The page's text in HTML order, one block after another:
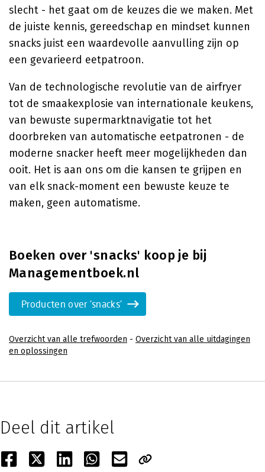
slecht - het gaat om de keuzes die we maken. Met
de juiste kennis, gereedschap en mindset kunnen
snacks juist een waardevolle aanvulling zijn op
een gevarieerd eetpatroon.
Van de technologische revolutie van de airfryer
tot de smaakexplosie van internationale keukens,
van bewuste supermarktnavigatie tot het
doorbreken van automatische eetpatronen - de
moderne snacker heeft meer mogelijkheden dan
ooit. Het is aan ons om die kansen te grijpen en
van elk snack-moment een bewuste keuze te
maken, geen automatisme.
Boeken over 'snacks' koop je bij
Managementboek.nl
Producten over 'snacks'
Overzicht van alle trefwoorden - Overzicht van alle uitdagingen
en oplossingen
Deel dit artikel